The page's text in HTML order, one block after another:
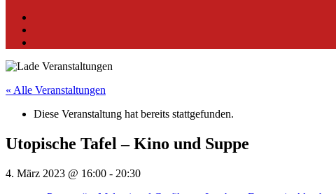
« Alle Veranstaltungen
Diese Veranstaltung hat bereits stattgefunden.
Utopische Tafel – Kino und Suppe
4. März 2023 @ 16:00 - 20:30